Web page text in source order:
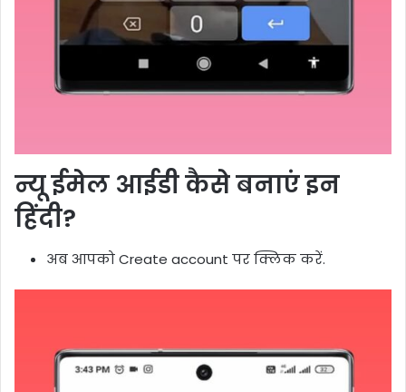
न्यू ईमेल आईडी कैसे बनाएं इन
हिंदी?
अब आपको Create account पर क्लिक करें.